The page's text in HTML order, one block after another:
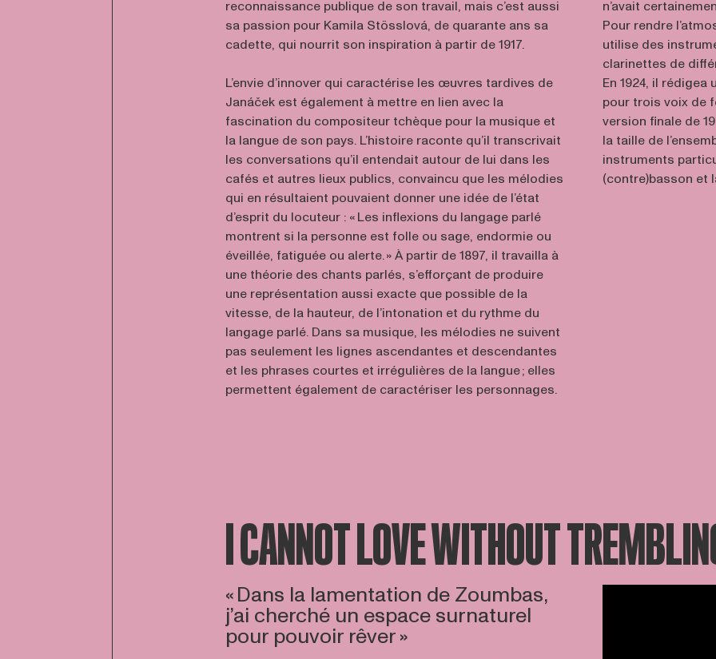
reconnaissance publique de son travail, mais c’est aussi
sa passion pour Kamila Stösslová, de quarante ans sa
cadette, qui nourrit son inspiration à partir de 1917.
L’envie d’innover qui caractérise les œuvres tardives de
Janáček est également à mettre en lien avec la
fascination du compositeur tchèque pour la musique et
la langue de son pays. L’histoire raconte qu’il transcrivait
les conversations qu’il entendait autour de lui dans les
cafés et autres lieux publics, convaincu que les mélodies
qui en résultaient pouvaient donner une idée de l’état
d’esprit du locuteur : « Les inflexions du langage parlé
montrent si la personne est folle ou sage, endormie ou
éveillée, fatiguée ou alerte. » À partir de 1897, il travailla à
une théorie des chants parlés, s’efforçant de produire
une représentation aussi exacte que possible de la
vitesse, de la hauteur, de l’intonation et du rythme du
langage parlé. Dans sa musique, les mélodies ne suivent
pas seulement les lignes ascendantes et descendantes
et les phrases courtes et irrégulières de la langue ; elles
permettent également de caractériser les personnages.
n’avait
Pour rendre
utilise des
clarinettes de
En 1924, il
pour trois voix de
version finale de
la taille de
instruments
(contre)basson et
I CANNOT LOVE WITHOUT
« Dans la lamentation de Zoumbas,
j’ai cherché un espace surnaturel
pour pouvoir rêver »